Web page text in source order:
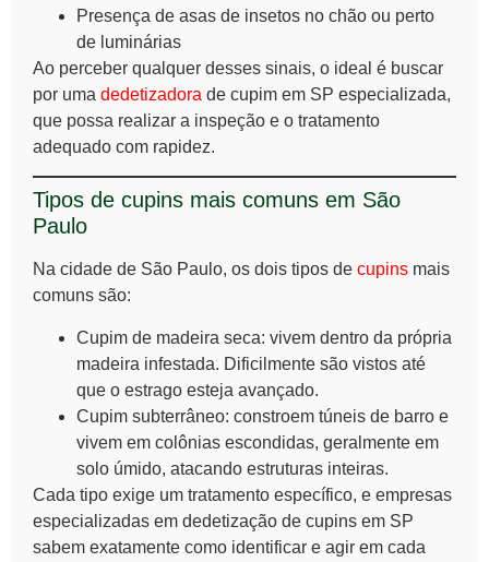
Presença de asas de insetos no chão ou perto
de luminárias
Ao perceber qualquer desses sinais, o ideal é buscar
por uma dedetizadora de cupim em SP especializada,
que possa realizar a inspeção e o tratamento
adequado com rapidez.
Tipos de cupins mais comuns em São
Paulo
Na cidade de São Paulo, os dois tipos de cupins mais
comuns são:
Cupim de madeira seca: vivem dentro da própria
madeira infestada. Dificilmente são vistos até
que o estrago esteja avançado.
Cupim subterrâneo: constroem túneis de barro e
vivem em colônias escondidas, geralmente em
solo úmido, atacando estruturas inteiras.
Cada tipo exige um tratamento específico, e empresas
especializadas em dedetização de cupins em SP
sabem exatamente como identificar e agir em cada